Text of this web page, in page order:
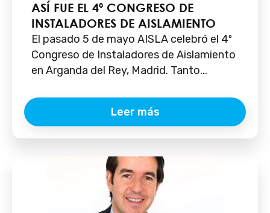
ASÍ FUE EL 4º CONGRESO DE
INSTALADORES DE AISLAMIENTO
El pasado 5 de mayo AISLA celebró el 4º
Congreso de Instaladores de Aislamiento
en Arganda del Rey, Madrid. Tanto...
Leer más